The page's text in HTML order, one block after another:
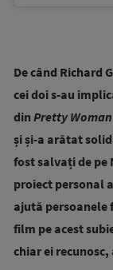
De când Richard
cei doi s-au
din Pretty Woman
și și-a arătat
fost salvați de pe
proiect personal
ajută persoanele
film pe acest
chiar ei